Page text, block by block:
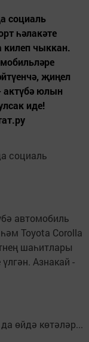
социаль
һәлакәте
килеп чыккан.
җиңел
актүбә юлын
иде!
социаль
автомобиль
Toyota Corolla
шаһитлары
Азнакай -
өйдә көтәләр...